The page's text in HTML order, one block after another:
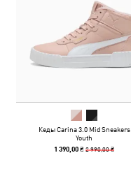
Кеды Carina 3.0 Mid Sneakers
Youth
1 390,00 ₴2 990,00 ₴